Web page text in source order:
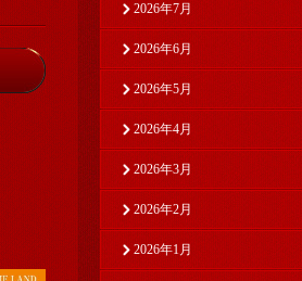
2026年7月
2026年6月
2026年5月
2026年4月
2026年3月
2026年2月
2026年1月